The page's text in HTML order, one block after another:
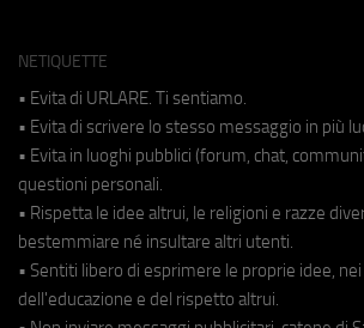
NETIQUETTE
• Evita di URLARE. Ti sentiamo.
• Evita di scrivere lo stesso messaggio in più
• Evita in luoghi pubblici (forum, chat,
questioni personali.
• Rispetta le idee altrui, le religioni e razze
bestemmiare né insultare altri utenti.
• Sentiti libero di esprimere le proprie idee,
dell'educazione e del rispetto altrui.